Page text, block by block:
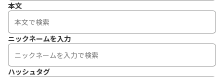
本文
ニックネームを入力
ハッシュタグ